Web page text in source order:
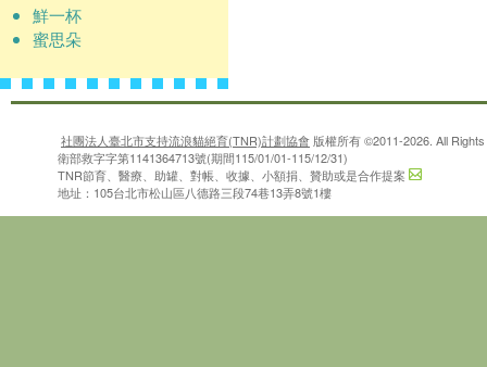
鮮一杯
蜜思朵
社團法人臺北市支持流浪貓絕育(TNR)計劃協會 版權所有 ©2011-2026. All
衛部救字字第1141364713號(期間115/01/01-115/12/31)
TNR節育、醫療、助罐、對帳、收據、小額捐、贊助或是合作提案
地址：105台北市松山區八德路三段74巷13弄8號1樓